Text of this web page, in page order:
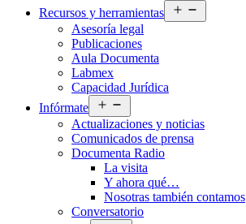
Recursos y herramientas
el
Asesoría legal
Publicaciones
Aula Documenta
Labmex
Capacidad Jurídica
Infórmate
el
menú
Actualizaciones y noticias
Comunicados de prensa
Documenta Radio
La visita
Y ahora qué…
Nosotras también contamos
Conversatorio